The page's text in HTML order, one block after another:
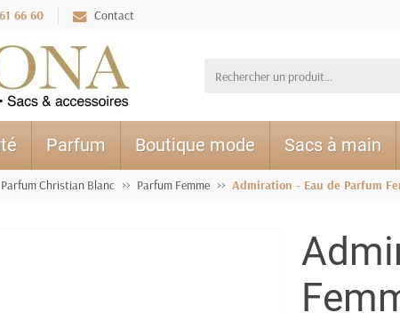
66 60 Contact
Parfum Boutique mode Sacs à main
Parfum Christian Blanc Parfum Femme Admiration - Eau de Parfum